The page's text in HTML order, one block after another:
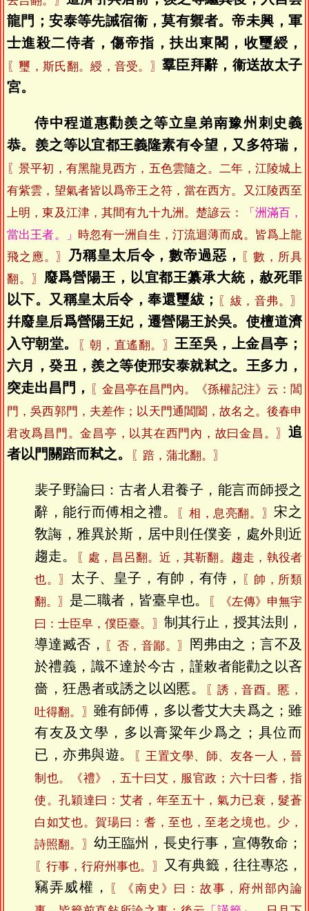
龍門；安泰等先誡宿衞，莫有禦者。帝未興，軍
士進殺二侍者，傷帝指，扶出東閣，收璽綬，
〖璽，斯氏翻。綬，音受。〗羣臣拜辭，衞送故太子
宮。
侍中程道惠勸羨之等立皇弟南豫州刺史義
恭。羨之等以宜都王義隆素有令望，又多符瑞，
〖景平初，有黑龍見西方，五色雲隨之。二年，江陵城上
有紫雲，望氣者皆以爲帝王之符，當在西方。又江陵西至
上明，東及江津，其間有九十九洲。楚諺云：
「洲滿百，
當出王者。」 時忽有一洲自生，汀流迴薄而成。皆爲上龍
飛之應。〗乃稱皇太后令，數帝過惡，
〖數，所具
翻。〗 廢爲營陽王，以宜都王纂承大統，赦死罪
以下。又稱皇太后令，奉還璽紱；
〖紱，音弗。〗
幷廢皇后爲營陽王妃，遷營陽王於吳。使檀道濟
入守朝堂。
〖朝，直遙翻。〗王至吳，上金昌亭；
六月，癸丑，羨之等使邢安泰就弒之。王多力，
突走出昌門，
〖金昌亭在昌門內。《孫權記注》云：閶
門，吳西郭門，夫差作；以天門通閶闔，故名之。後春申
君改爲昌門。金昌亭，以其在西門內，故曰金昌。〗 追
者以門關踣而弒之。
〖踣，蒲北翻。〗
裴子野論曰：古者人君養子，能言而師授之
辭，能行而傅相之禮。
〖相，息亮翻。〗宋之
敎誨，雅異於斯，居中則任僕妾，處外則近
趨走。
〖處，昌呂翻。近，其靳翻。趨走，執役者
也。〗 太子、皇子，有帥，有侍，
〖帥，所類
翻。〗 是二職者，皆臺皁也。
〖《左傳》申無宇
曰：士臣皁，僕臣臺。〗 制其行止，授其法則，
導達臧否，
〖否，音鄙。〗
罔弗由之；言不及
於禮義，識不達於今古，謹敕者能勸之以吝
嗇，狂愚者或誘之以凶慝。
〖誘，音酉。慝，
吐得翻。〗 雖有師傅，多以耆艾大夫爲之；雖
有友及文學，多以膏粱年少爲之；具位而
已，亦弗與遊。
〖王置文學、師、友各一人，晉
制也。《禮》，五十曰艾，服官政；六十曰耆，指
使。孔穎達曰：艾者，年至五十，氣力已衰，髮蒼
白如艾也。賀瑒曰：耆，至也，至老之境也。少，
詩照翻。〗 幼王臨州，長史行事，宣傳敎命；
〖行事，行府州事也。〗
又有典籤，往往專恣，
竊弄威權，
〖《南史》曰：故事，府州部內論